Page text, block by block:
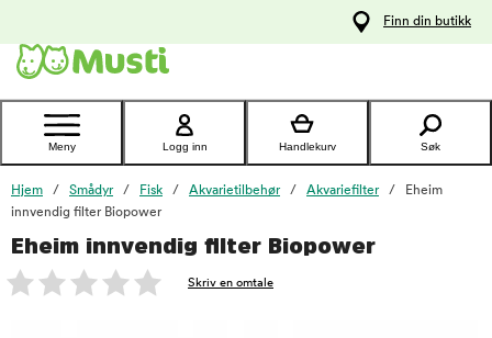
Kontakt
kundeservice
Finn din butikk
Meny Logg inn Handlekurv Søk
Hjem Smådyr Fisk Akvarietilbehør Akvariefilter
Eheim
innvendig filter Biopower
Eheim innvendig filter Biopower
Skriv en omtale
foo